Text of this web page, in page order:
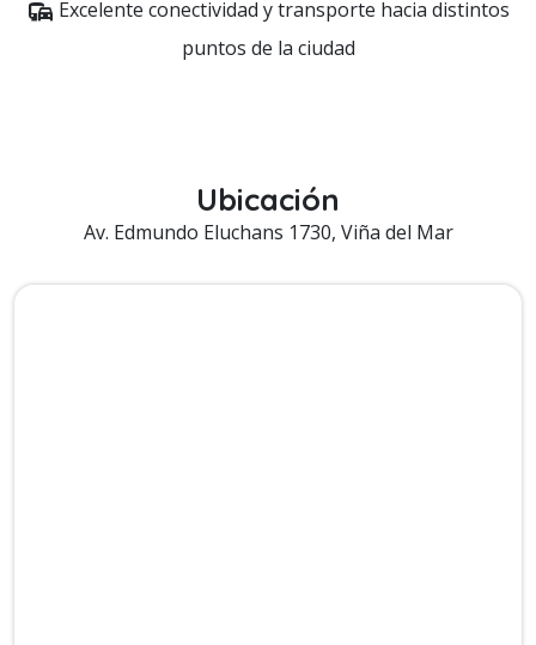
commute Excelente conectividad y transporte hacia distintos
puntos de la ciudad
Ubicación
Av. Edmundo Eluchans 1730, Viña del Mar